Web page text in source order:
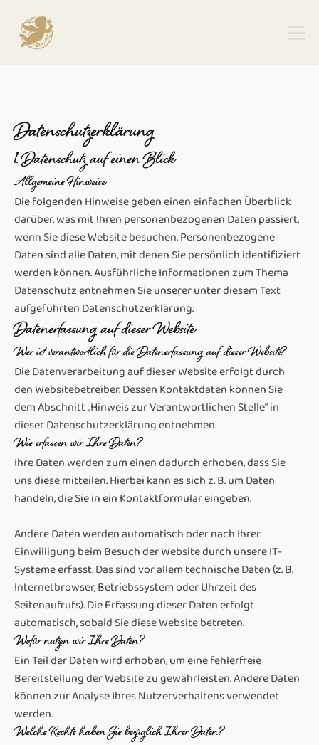
Datenschutz­erklärung
1. Datenschutz auf einen Blick
Allgemeine Hinweise
Die folgenden Hinweise geben einen einfachen Überblick
darüber, was mit Ihren personenbezogenen Daten passiert,
wenn Sie diese Website besuchen. Personenbezogene
Daten sind alle Daten, mit denen Sie persönlich identifiziert
werden können. Ausführliche Informationen zum Thema
Datenschutz entnehmen Sie unserer unter diesem Text
aufgeführten Datenschutzerklärung.
Datenerfassung auf dieser Website
Wer ist verantwortlich für die Datenerfassung auf dieser Website?
Die Datenverarbeitung auf dieser Website erfolgt durch
den Websitebetreiber. Dessen Kontaktdaten können Sie
dem Abschnitt „Hinweis zur Verantwortlichen Stelle“ in
dieser Datenschutzerklärung entnehmen.
Wie erfassen wir Ihre Daten?
Ihre Daten werden zum einen dadurch erhoben, dass Sie
uns diese mitteilen. Hierbei kann es sich z. B. um Daten
handeln, die Sie in ein Kontaktformular eingeben.
Andere Daten werden automatisch oder nach Ihrer
Einwilligung beim Besuch der Website durch unsere IT-
Systeme erfasst. Das sind vor allem technische Daten (z. B.
Internetbrowser, Betriebssystem oder Uhrzeit des
Seitenaufrufs). Die Erfassung dieser Daten erfolgt
automatisch, sobald Sie diese Website betreten.
Wofür nutzen wir Ihre Daten?
Ein Teil der Daten wird erhoben, um eine fehlerfreie
Bereitstellung der Website zu gewährleisten. Andere Daten
können zur Analyse Ihres Nutzerverhaltens verwendet
werden.
Welche Rechte haben Sie bezüglich Ihrer Daten?